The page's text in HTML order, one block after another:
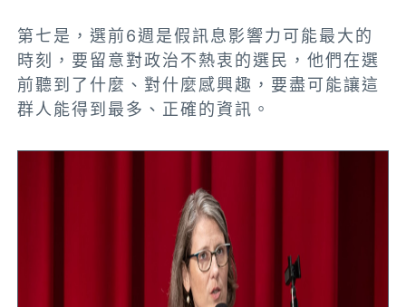
第七是，選前6週是假訊息影響力可能最大的
時刻，要留意對政治不熱衷的選民，他們在選
前聽到了什麼、對什麼感興趣，要盡可能讓這
群人能得到最多、正確的資訊。